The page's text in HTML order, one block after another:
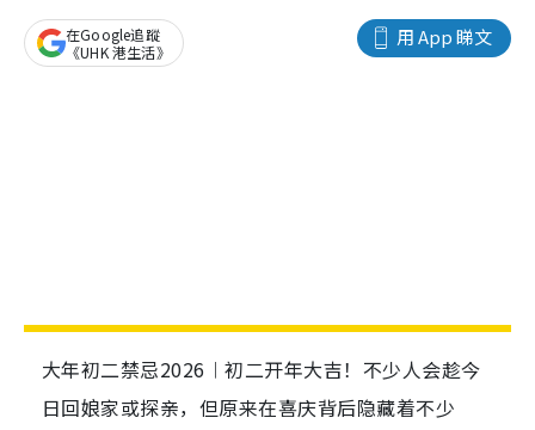
用 App 睇文
在Google追蹤
《UHK 港生活》
大年初二禁忌2026︱初二开年大吉！不少人会趁今
日回娘家或探亲，但原来在喜庆背后隐藏着不少